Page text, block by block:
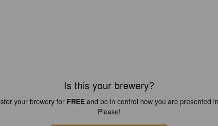
Is this your brewery?
your brewery for FREEand be in control how you are presented
Please!